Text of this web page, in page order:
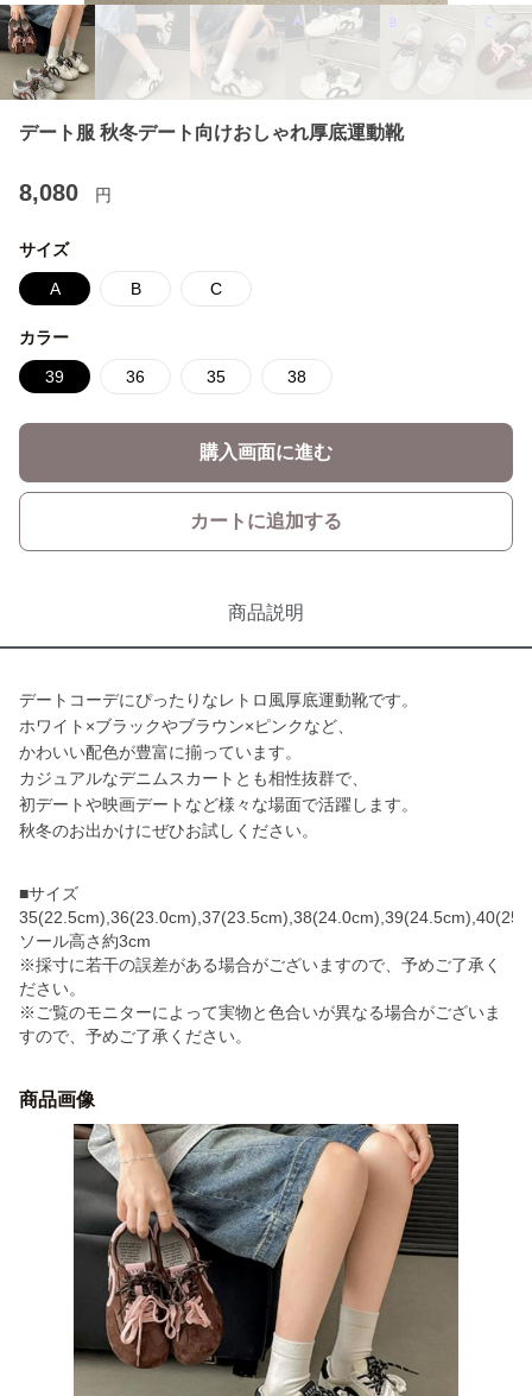
デート服 秋冬デート向けおしゃれ厚底運動靴
8,080 円
サイズ
A B C
カラー
39 36 35 38
購入画面に進む
カートに追加する
商品説明
デートコーデにぴったりなレトロ風厚底運動靴です。
ホワイト×ブラックやブラウン×ピンクなど、
かわいい配色が豊富に揃っています。
カジュアルなデニムスカートとも相性抜群で、
初デートや映画デートなど様々な場面で活躍します。
秋冬のお出かけにぜひお試しください。
■サイズ
ソール高さ約3cm
※採寸に若干の誤差がある場合がございますので、予めご了承く
ださい。
※ご覧のモニターによって実物と色合いが異なる場合がございま
すので、予めご了承ください。
商品画像